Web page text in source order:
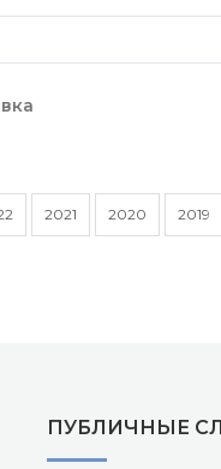
2021 2020 2019
ПУБЛИЧНЫЕ